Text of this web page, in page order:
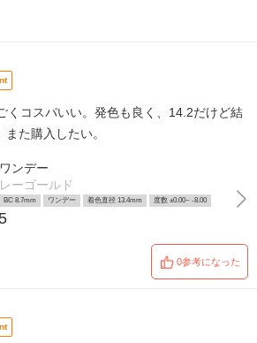
くコスパいい。発色も良く、14.2だけど結
た購入したい。
ンデー
ーゴールド
BC 8.7mm ワンデー 着色直径 13.4mm 度数 ±0.00~ -8.00
0参考になった